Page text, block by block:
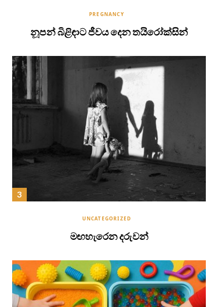
PREGNANCY
නූපන් බිළිඳාට ජීවය දෙන තයිරෝක්සින්
UNCATEGORIZED
මඟහැරෙන දරුවන්